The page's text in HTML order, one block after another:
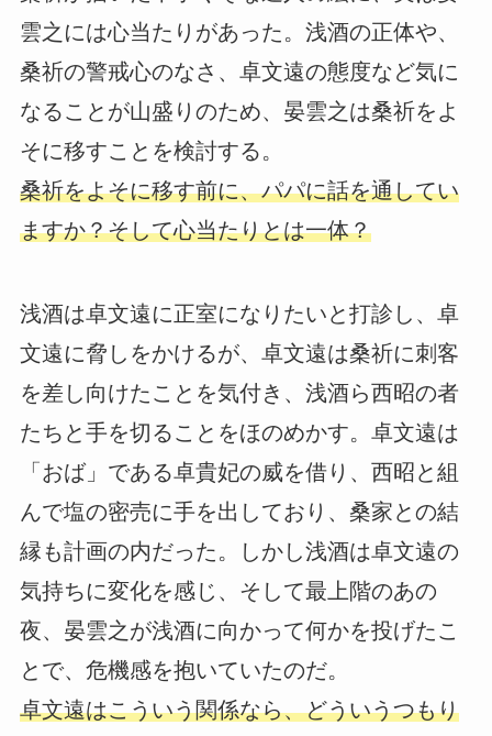
雲之には心当たりがあった。浅酒の正体や、
桑祈の警戒心のなさ、卓文遠の態度など気に
なることが山盛りのため、晏雲之は桑祈をよ
そに移すことを検討する。
桑祈をよそに移す前に、パパに話を通してい
ますか？そして心当たりとは一体？
浅酒は卓文遠に正室になりたいと打診し、卓
文遠に脅しをかけるが、卓文遠は桑祈に刺客
を差し向けたことを気付き、浅酒ら西昭の者
たちと手を切ることをほのめかす。卓文遠は
「おば」である卓貴妃の威を借り、西昭と組
んで塩の密売に手を出しており、桑家との結
縁も計画の内だった。しかし浅酒は卓文遠の
気持ちに変化を感じ、そして最上階のあの
夜、晏雲之が浅酒に向かって何かを投げたこ
とで、危機感を抱いていたのだ。
卓文遠はこういう関係なら、どういうつもり